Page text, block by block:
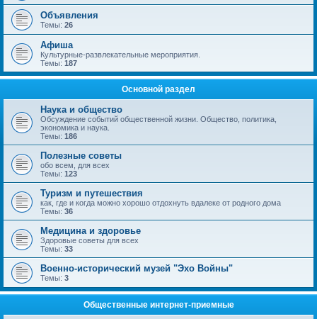
Объявления
Темы: 26
Афиша
Культурные-развлекательные мероприятия.
Темы: 187
Основной раздел
Наука и общество
Обсуждение событий общественной жизни. Общество, политика,
экономика и наука.
Темы: 186
Полезные советы
обо всем, для всех
Темы: 123
Туризм и путешествия
как, где и когда можно хорошо отдохнуть вдалеке от родного дома
Темы: 36
Медицина и здоровье
Здоровые советы для всех
Темы: 33
Военно-исторический музей "Эхо Войны"
Темы: 3
Общественные интернет-приемные